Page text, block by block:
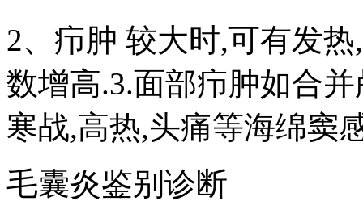
2、疖肿 较大时,可有发
数增高.3.面部疖肿如合
寒战,高热,头痛等海绵窦
毛囊炎鉴别诊断